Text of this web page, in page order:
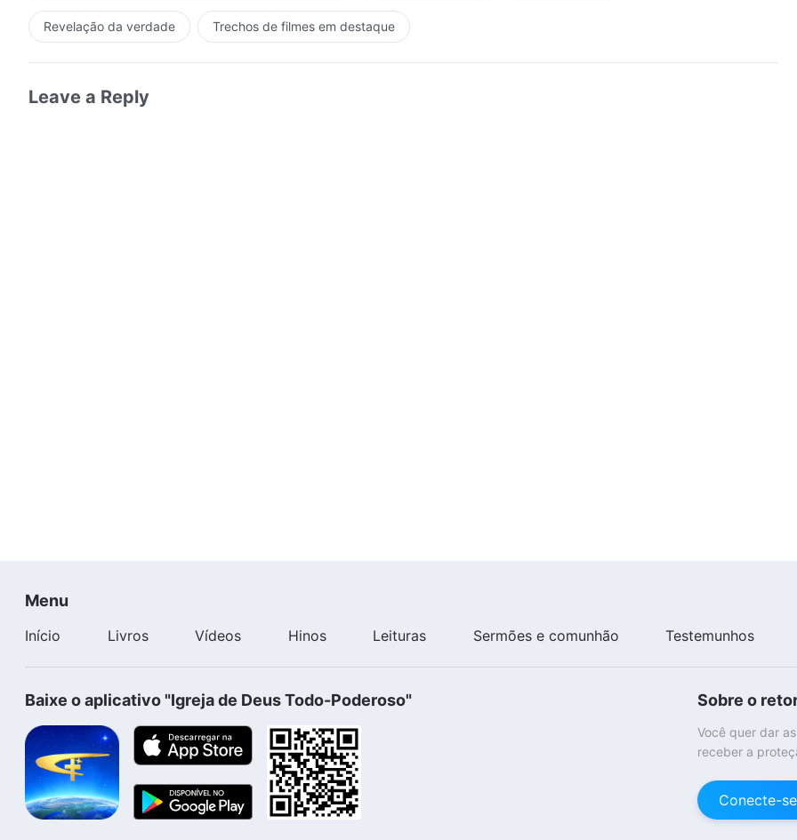
Revelação da verdade Trechos de filmes em destaque
Leave a Reply
Menu
Início Livros Vídeos Hinos Leituras Sermões e comunhão Testemunhos
Baixe o aplicativo "Igreja de Deus Todo-Poderoso" Sobre o
Você quer dar
receber a
Conecte-